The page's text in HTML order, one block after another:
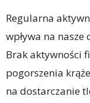
Regularna
wpływa na nasze
Brak aktywności
pogorszenia
na dostarczanie